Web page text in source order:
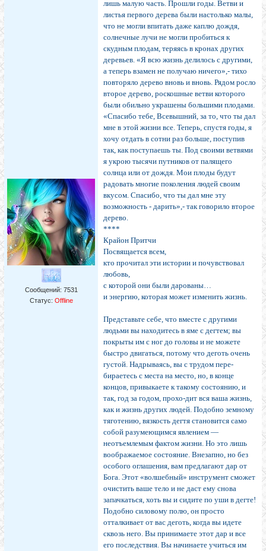
Сообщений: 7531
Статус: Offline
лишь малую часть. Прошли годы. Ветви и
листья первого дерева были настолько малы,
что не могли впитать даже каплю дождя,
солнечные лучи не могли пробиться к
скудным плодам, теряясь в кронах других
деревьев. «Я всю жизнь делилось с другими,
а теперь взамен не получаю ничего»,- тихо
повторяло дерево вновь и вновь. Рядом росло
второе дерево, роскошные ветви которого
были обильно украшены большими плодами.
«Спасибо тебе, Всевышний, за то, что ты дал
мне в этой жизни все. Теперь, спустя годы, я
хочу отдать в сотни раз больше, поступив
так, как поступаешь ты. Под своими ветвями
я укрою тысячи путников от палящего
солнца или от дождя. Мои плоды будут
радовать многие поколения людей своим
вкусом. Спасибо, что ты дал мне эту
возможность - дарить»,- так говорило второе
дерево.
****
Крайон Притчи
Посвящается всем,
кто прочитал эти истории и почувствовал
любовь,
с которой они были дарованы…
и энергию, которая может изменить жизнь.
Представьте себе, что вместе с другими
людьми вы находитесь в яме с дегтем; вы
покрыты им с ног до головы и не можете
быстро двигаться, потому что деготь очень
густой. Надрываясь, вы с трудом пере-
бираетесь с места на место, но, в конце
концов, привыкаете к такому состоянию, и
так, год за годом, прохо-дит вся ваша жизнь,
как и жизнь других людей. Подобно земному
тяготению, вязкость дегтя становится само
собой разумеющимся явлением —
неотъемлемым фактом жизни. Но это лишь
воображаемое состояние. Внезапно, но без
особого оглашения, вам предлагают дар от
Бога. Этот «волшебный» инструмент сможет
очистить ваше тело и не даст ему снова
запачкаться, хоть вы и сидите по уши в дегте!
Подобно силовому полю, он просто
отталкивает от вас деготь, когда вы идете
сквозь него. Вы принимаете этот дар и все
его последствия. Вы начинаете учиться им